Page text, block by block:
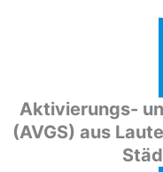
Aktivierungs-
(AVGS) aus